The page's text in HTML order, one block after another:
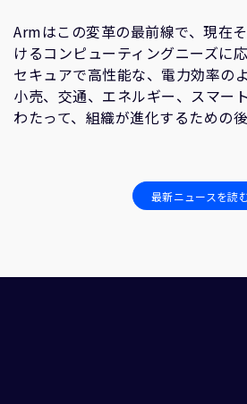
全てのオフィスを見る
Armはこの変革の最前線で、現在
けるコンピューティングニーズに
セキュアで高性能な、電力効率の
小売、交通、エネルギー、スマー
わたって、組織が進化するための
最新ニュースを読